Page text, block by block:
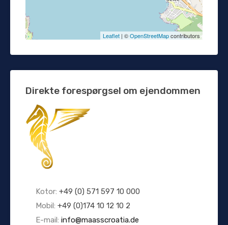
Leaflet | ©OpenStreetMapcontributors
Direkte forespørgsel om ejendommen
Kotor: +49 (0) 571 597 10 000
Mobil: +49 (0)174 10 12 10 2
E-mail: info@maasscroatia.de